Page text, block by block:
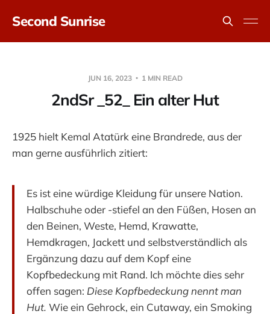
Second Sunrise
JUN 16, 2023 1 MIN READ
2ndSr _52_ Ein alter Hut
1925 hielt Kemal Atatürk eine Brandrede, aus der
man gerne ausführlich zitiert:
Es ist eine würdige Kleidung für unsere Nation.
Halbschuhe oder -stiefel an den Füßen, Hosen an
den Beinen, Weste, Hemd, Krawatte,
Hemdkragen, Jackett und selbstverständlich als
Ergänzung dazu auf dem Kopf eine
Kopfbedeckung mit Rand. Ich möchte dies sehr
offen sagen: Diese Kopfbedeckung nennt man
Hut. Wie ein Gehrock, ein Cutaway, ein Smoking